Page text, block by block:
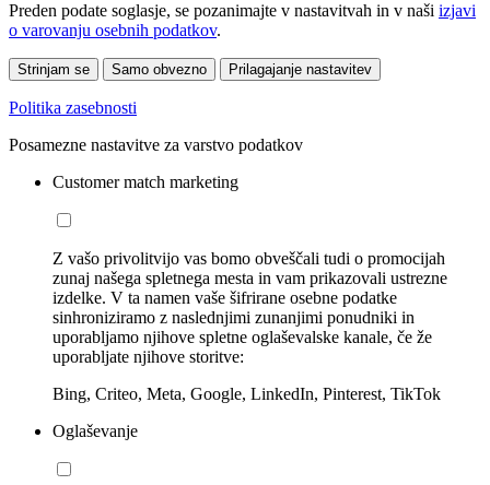
Preden podate soglasje, se pozanimajte v nastavitvah in v naši izjavi
o varovanju osebnih podatkov.
Strinjam se Samo obvezno Prilagajanje nastavitev
Politika zasebnosti
Posamezne nastavitve za varstvo podatkov
Customer match marketing
Z vašo privolitvijo vas bomo obveščali tudi o promocijah
zunaj našega spletnega mesta in vam prikazovali ustrezne
izdelke. V ta namen vaše šifrirane osebne podatke
sinhroniziramo z naslednjimi zunanjimi ponudniki in
uporabljamo njihove spletne oglaševalske kanale, če že
uporabljate njihove storitve:
Bing, Criteo, Meta, Google, LinkedIn, Pinterest, TikTok
Oglaševanje